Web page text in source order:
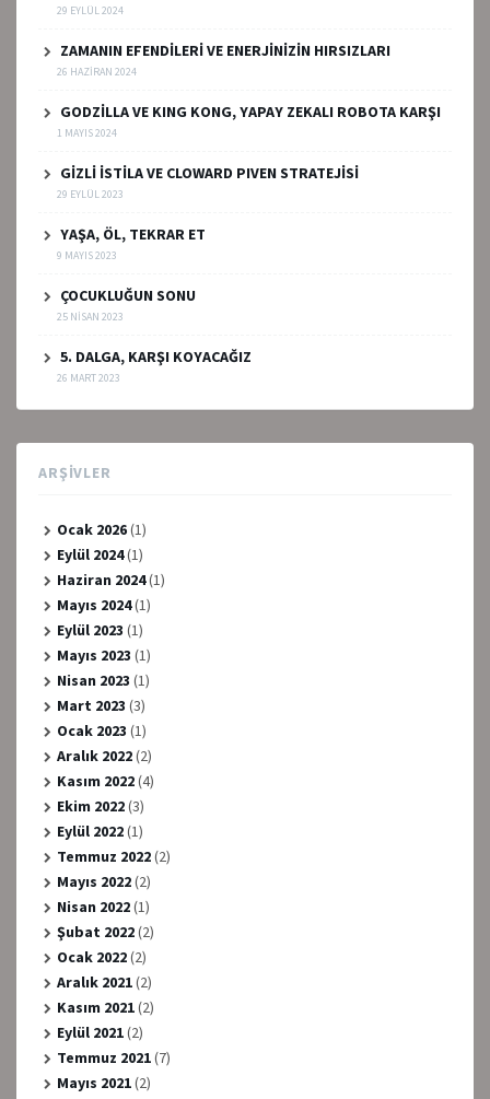
29 EYLÜL 2024
ZAMANIN EFENDİLERİ VE ENERJİNİZİN HIRSIZLARI
26 HAZIRAN 2024
GODZİLLA VE KING KONG, YAPAY ZEKALI ROBOTA KARŞI
1 MAYIS 2024
GİZLİ İSTİLA VE CLOWARD PIVEN STRATEJİSİ
29 EYLÜL 2023
YAŞA, ÖL, TEKRAR ET
9 MAYIS 2023
ÇOCUKLUĞUN SONU
25 NISAN 2023
5. DALGA, KARŞI KOYACAĞIZ
26 MART 2023
ARŞIVLER
Ocak 2026(1)
Eylül 2024(1)
Haziran 2024(1)
Mayıs 2024(1)
Eylül 2023 (1)
Mayıs 2023 (1)
Nisan 2023 (1)
Mart 2023 (3)
Ocak 2023 (1)
Aralık 2022(2)
Kasım 2022(4)
Ekim 2022(3)
Eylül 2022(1)
Temmuz 2022(2)
Mayıs 2022(2)
Nisan 2022(1)
Şubat 2022(2)
Ocak 2022(2)
Aralık 2021(2)
Kasım 2021(2)
Eylül 2021(2)
Temmuz 2021(7)
Mayıs 2021(2)